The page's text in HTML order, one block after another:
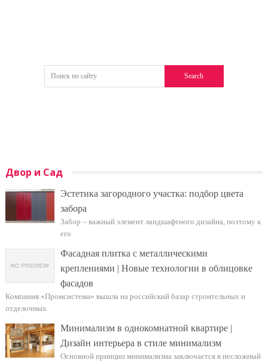
Двор и Сад
Эстетика загородного участка: подбор цвета
забора
Забор – важный элемент ландшафтного дизайна, поэтому к
его
Фасадная плитка с металлическими
креплениями | Новые технологии в облицовке
фасадов
Компания «Промсистема» вышла на российский базар строительных и
отделочных
Минимализм в однокомнатной квартире |
Дизайн интерьера в стиле минимализм
Основной принцип минимализма заключается в несложный